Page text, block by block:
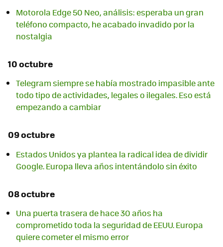
Motorola Edge 50 Neo, análisis: esperaba un gran
teléfono compacto, he acabado invadido por la
nostalgia
10 octubre
Telegram siempre se había mostrado impasible ante
todo tipo de actividades, legales o ilegales. Eso está
empezando a cambiar
09 octubre
Estados Unidos ya plantea la radical idea de dividir
Google. Europa lleva años intentándolo sin éxito
08 octubre
Una puerta trasera de hace 30 años ha
comprometido toda la seguridad de EEUU. Europa
quiere cometer el mismo error